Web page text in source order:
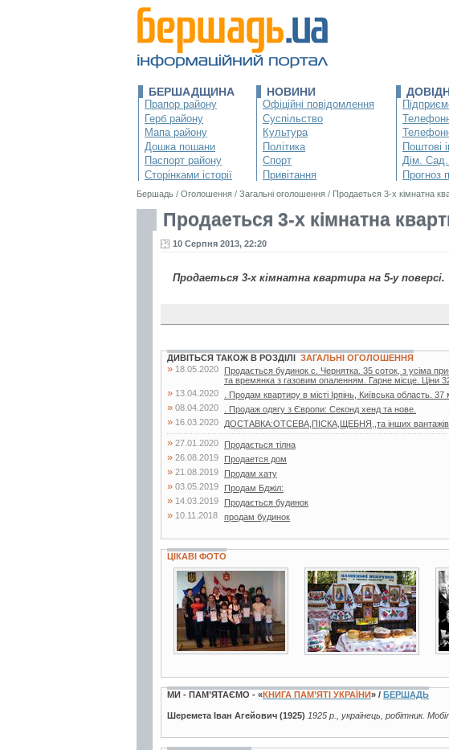
БЕРШАДЩИНА
Прапор району
Герб району
Мапа району
Дошка пошани
Паспорт району
Сторінками історії
НОВИНИ
Офіційні повідомлення
Суспільство
Культура
Політика
Спорт
Привітання
Поштові
Дім.
Прогноз
Бершадь / Оголошення / Загальні оголошення / Продаеться 3-х кімнатна
Продаеться 3-х кімнатна
10 Серпня 2013, 22:20
Продаеться 3-х кімнатна квартира на 5-у
ДИВІТЬСЯ ТАКОЖ В РОЗДІЛІ ЗАГАЛЬНІ ОГОЛОШЕННЯ
» 18.05.2020
Продається будинок с. Чернятка. 35 соток, з усіма
та времянка з газовим опаленням. Гарне місце. Ціни
» 13.04.2020 . Продам квартиру в місті Ірпінь, Київська область.
» 08.04.2020 . Продаж одягу з Європи: Секонд хенд та нове.
» 16.03.2020 ДОСТАВКА:ОТСЕВА,ПІСКА,ЩЕБНЯ,,та інших вантажів
» 27.01.2020 Продається тілна
» 26.08.2019 Продается дом
» 21.08.2019 Продам хату
» 03.05.2019 Продам Бджiл:
» 14.03.2019 Продається будинок
» 10.11.2018
продам будинок
ЦІКАВІ ФОТО
3 фото 2 фото
МИ - ПАМ’ЯТАЄМО - «КНИГА ПАМ’ЯТІ УКРАЇНИ» / БЕРШАДЬ
Шеремета Іван Агейович (1925) 1925 р., українець, робітник.